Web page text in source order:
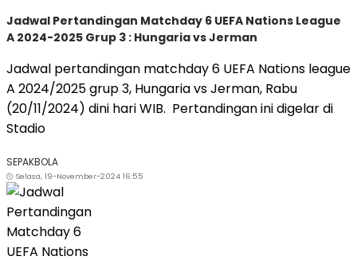
Jadwal Pertandingan Matchday 6 UEFA Nations League
A 2024-2025 Grup 3 : Hungaria vs Jerman
Jadwal pertandingan matchday 6 UEFA Nations league
A 2024/2025 grup 3, Hungaria vs Jerman, Rabu
(20/11/2024) dini hari WIB. Pertandingan ini digelar di
Stadio
SEPAKBOLA
Selasa, 19-November-2024 16:55